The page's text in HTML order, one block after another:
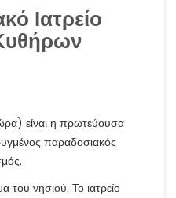
Ιατρείο
είναι η πρωτεύουσα
παραδοσιακός
του νησιού. Το ιατρείο